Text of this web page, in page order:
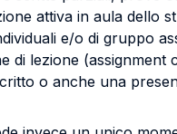
attiva in aula dello
e/o di gruppo
di lezione (assignment
o anche una